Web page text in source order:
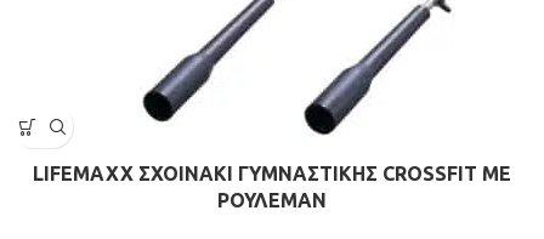
LIFEMAXX ΣΧΟΙΝΑΚΙ ΓΥΜΝΑΣΤΙΚΗΣ CROSSFIT ΜΕ
ΡΟΥΛΕΜΑΝ